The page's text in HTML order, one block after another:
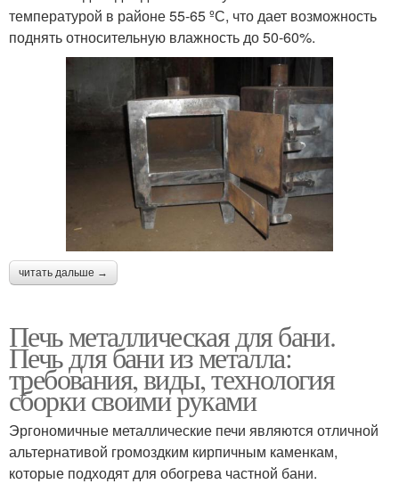
температурой в районе 55-65 ºС, что дает возможность
поднять относительную влажность до 50-60%.
читать дальше →
Печь металлическая для бани.
Печь для бани из металла:
требования, виды, технология
сборки своими руками
Эргономичные металлические печи являются отличной
альтернативой громоздким кирпичным каменкам,
которые подходят для обогрева частной бани.